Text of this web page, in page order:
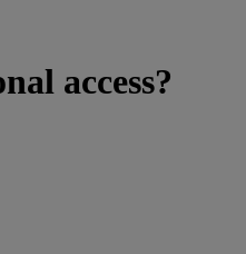
access?